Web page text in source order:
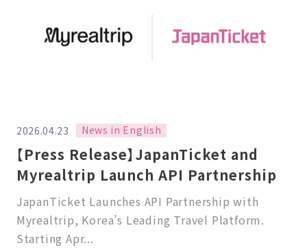
2026.04.23 News in English
【Press Release】JapanTicket and
Myrealtrip Launch API Partnership
JapanTicket Launches API Partnership with
Myrealtrip, Korea’s Leading Travel Platform.
Starting Apr...